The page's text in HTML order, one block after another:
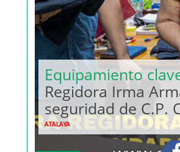
Equipamiento
Regidora Irma
seguridad de C.P.
ATALAYA